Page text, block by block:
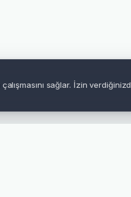
sağlar. İzin